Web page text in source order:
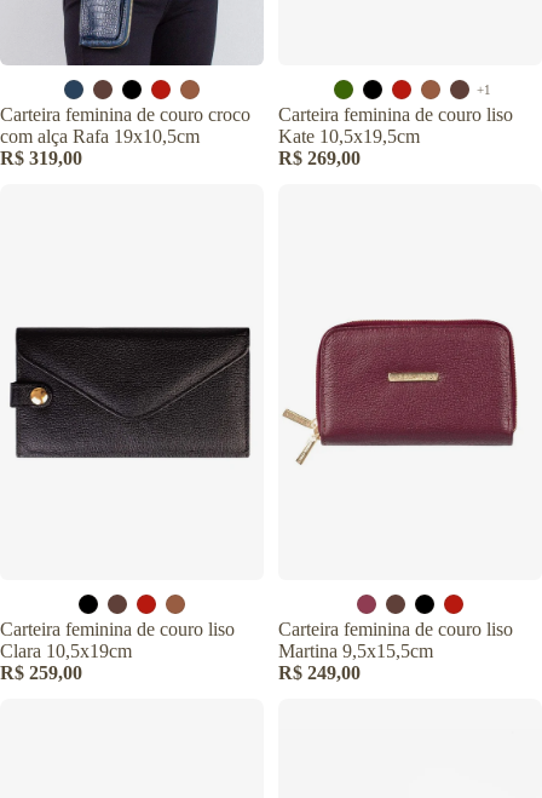
Carteira feminina de couro croco
com alça Rafa 19x10,5cm
R$ 319,00
+1
Carteira feminina de couro liso
Kate 10,5x19,5cm
R$ 269,00
Carteira feminina de couro liso
Clara 10,5x19cm
R$ 259,00
Carteira feminina de couro liso
Martina 9,5x15,5cm
R$ 249,00